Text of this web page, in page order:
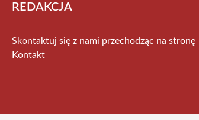
REDAKCJA
Skontaktuj się z nami przechodząc na stronę
Kontakt